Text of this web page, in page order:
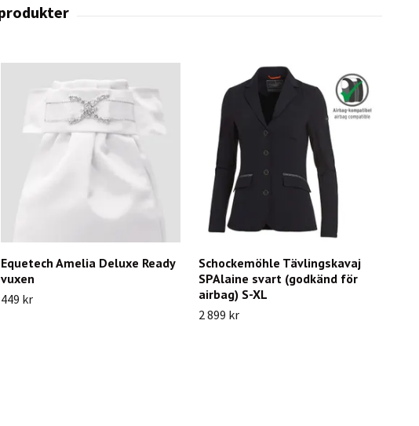
Equetech Amelia Deluxe Ready
vuxen
449 kr
Schockemöhle Tävlingskavaj
SPAlaine svart (godkänd för
airbag) S-XL
2 899 kr